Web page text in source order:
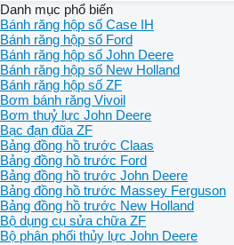
Danh mục phổ biến
Bánh răng hộp số Case IH
Bánh răng hộp số Ford
Bánh răng hộp số John Deere
Bánh răng hộp số New Holland
Bánh răng hộp số ZF
Bơm bánh răng Vivoil
Bơm thuỷ lực John Deere
Bạc đạn đũa ZF
Bảng đồng hồ trước Claas
Bảng đồng hồ trước Ford
Bảng đồng hồ trước John Deere
Bảng đồng hồ trước Massey Ferguson
Bảng đồng hồ trước New Holland
Bộ dụng cụ sửa chữa ZF
Bộ phân phối thủy lực John Deere